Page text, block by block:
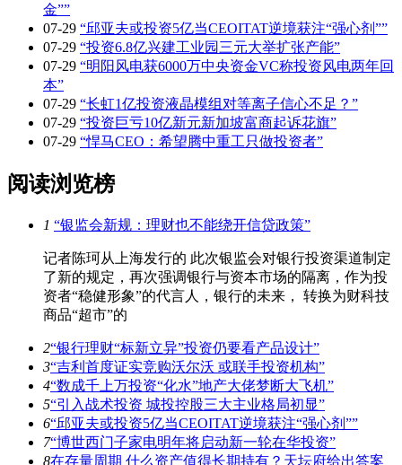
金””
07-29 “邱亚夫或投资5亿当CEOITAT逆境获注“强心剂””
07-29 “投资6.8亿兴建工业园三元大举扩张产能”
07-29 “明阳风电获6000万中央资金VC称投资风电两年回
本”
07-29 “长虹1亿投资液晶模组对等离子信心不足？”
07-29 “投资巨亏10亿新元新加坡富商起诉花旗”
07-29 “悍马CEO：希望腾中重工只做投资者”
阅读浏览榜
1 “银监会新规：理财也不能绕开信贷政策”
记者陈珂从上海发行的 此次银监会对银行投资渠道制定
了新的规定，再次强调银行与资本市场的隔离，作为投
资者“稳健形象”的代言人，银行的未来， 转换为财科技
商品“超市”的
2“银行理财“标新立异”投资仍要看产品设计”
3“吉利首度证实竞购沃尔沃 或联手投资机构”
4“数成千上万投资“化水”地产大佬梦断大飞机”
5“引入战术投资 城投控股三大主业格局初显”
6“邱亚夫或投资5亿当CEOITAT逆境获注“强心剂””
7“博世西门子家电明年将启动新一轮在华投资”
8在存量周期 什么资产值得长期持有？天坛府给出答案